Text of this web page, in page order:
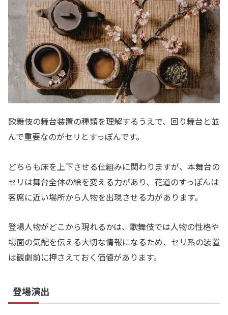
歌舞伎の舞台装置の種類を理解するうえで、回り舞台と並
んで重要なのがセリとすっぽんです。
どちらも床を上下させる仕組みに関わりますが、本舞台の
セリは舞台全体の絵を変える力があり、花道のすっぽんは
客席に近い場所から人物を出現させる力があります。
登場人物がどこから現れるかは、歌舞伎では人物の性格や
場面の気配を伝える大切な情報になるため、セリ系の装置
は観劇前に押さえておく価値があります。
登場演出